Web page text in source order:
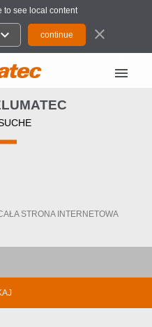
to see local content
expand_more close
menu
STRONA INTERNETOWA